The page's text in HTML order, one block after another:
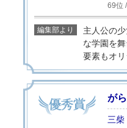
69位
編集部より
主人公の
な学園を
要素もオ
が
三柴